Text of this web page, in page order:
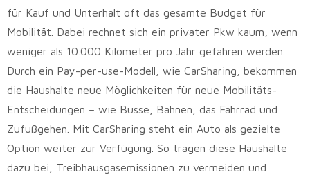
für Kauf und Unterhalt oft das gesamte Budget für
Mobilität. Dabei rechnet sich ein privater Pkw kaum, wenn
weniger als 10.000 Kilometer pro Jahr gefahren werden.
Durch ein Pay-per-use-Modell, wie CarSharing, bekommen
die Haushalte neue Möglichkeiten für neue Mobilitäts-
Entscheidungen – wie Busse, Bahnen, das Fahrrad und
Zufußgehen. Mit CarSharing steht ein Auto als gezielte
Option weiter zur Verfügung. So tragen diese Haushalte
dazu bei, Treibhausgasemissionen zu vermeiden und